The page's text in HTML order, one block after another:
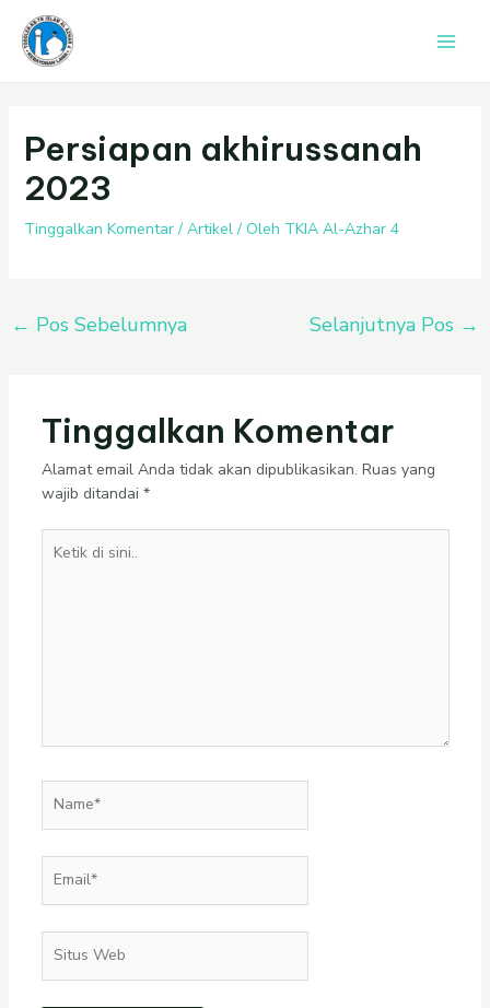
Lewati
konten
Persiapan akhirussanah
2023
Tinggalkan Komentar / Artikel/ Oleh TKIA Al-Azhar 4
navigation
← Pos Sebelumnya Selanjutnya Pos →
Tinggalkan Komentar
Alamat email Anda tidak akan dipublikasikan. Ruas yang
wajib ditandai *
Web